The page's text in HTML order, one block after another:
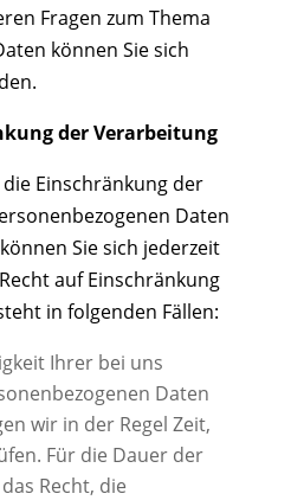
Fragen zum Thema
können Sie sich
der Verarbeitung
Einschränkung der
Daten
Sie sich jederzeit
auf Einschränkung
in folgenden Fällen:
Ihrer bei uns
Daten
wir in der Regel Zeit,
Für die Dauer der
Recht, die